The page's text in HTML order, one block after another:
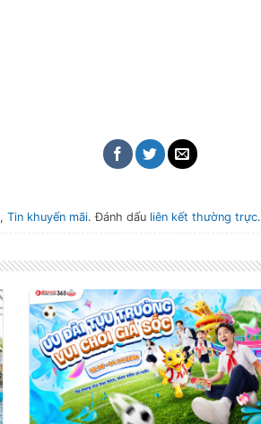
, Tin khuyến mãi. Đánh dấu liên kết thường trực.